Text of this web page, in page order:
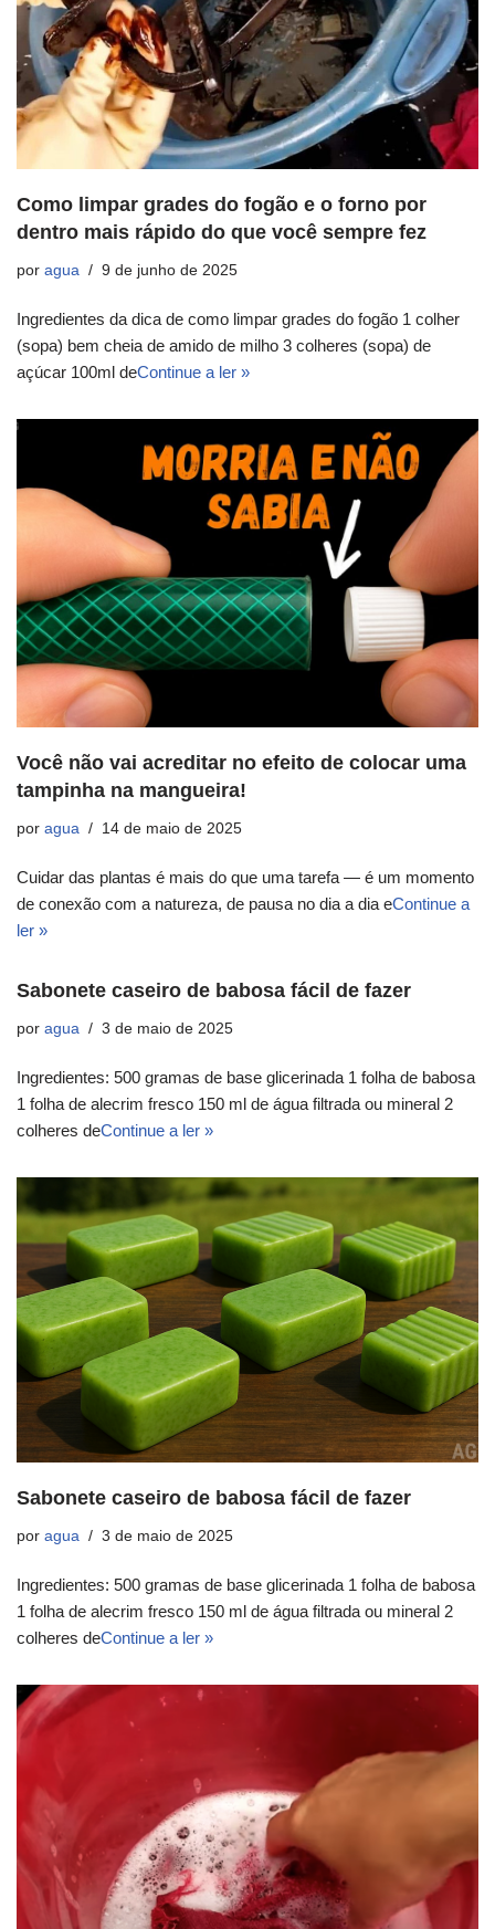
Como limpar grades do fogão e o forno por
dentro mais rápido do que você sempre fez
por agua 9 de junho de 2025
Ingredientes da dica de como limpar grades do fogão 1 colher
(sopa) bem cheia de amido de milho 3 colheres (sopa) de
açúcar 100ml deContinue a ler »
Você não vai acreditar no efeito de colocar uma
tampinha na mangueira!
por agua 14 de maio de 2025
Cuidar das plantas é mais do que uma tarefa — é um momento
de conexão com a natureza, de pausa no dia a dia eContinue a
ler »
Sabonete caseiro de babosa fácil de fazer
por agua 3 de maio de 2025
Ingredientes: 500 gramas de base glicerinada 1 folha de babosa
1 folha de alecrim fresco 150 ml de água filtrada ou mineral 2
colheres deContinue a ler »
Sabonete caseiro de babosa fácil de fazer
por agua 3 de maio de 2025
Ingredientes: 500 gramas de base glicerinada 1 folha de babosa
1 folha de alecrim fresco 150 ml de água filtrada ou mineral 2
colheres deContinue a ler »